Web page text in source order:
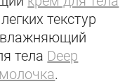
текстур
тела Deep
.